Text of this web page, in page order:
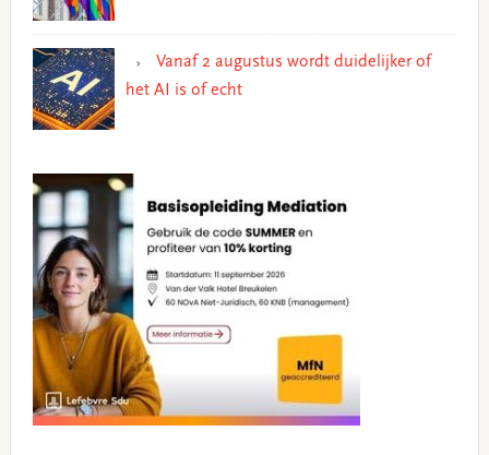
Vanaf 2 augustus wordt duidelijker of
het AI is of echt